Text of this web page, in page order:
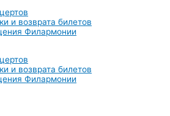
и возврата билетов
Филармонии
и возврата билетов
Филармонии